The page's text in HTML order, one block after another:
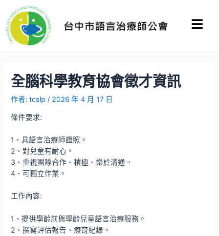
全腦科學教育協會徵才資訊
作者:tcslp/ 2026 年 4 月 17 日
條件要求:
1、具語言治療師證照。
2、對兒童有耐心。
3、重視團隊合作、積極、樂於溝通。
4、可獨立作業。
工作內容:
1、提供學齡前與學齡兒童語言治療服務。
2、撰寫評估報告、療育紀錄。